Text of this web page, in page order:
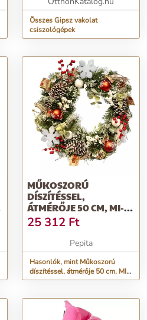
Összes Gipsz vakolat
csiszológépek
MŰKOSZORÚ
DÍSZÍTÉSSEL,
ÁTMÉRŐJE 50 CM, MI-
197
25 312 Ft
Pepita
Hasonlók, mint Műkoszorú
díszítéssel, átmérője 50 cm, MI-
197